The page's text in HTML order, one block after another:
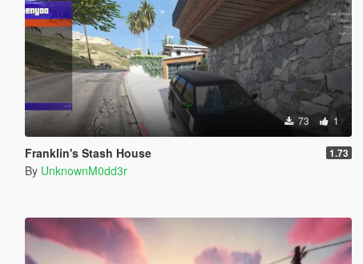
73 1
Franklin's Stash House 1.73
By UnknownM0dd3r